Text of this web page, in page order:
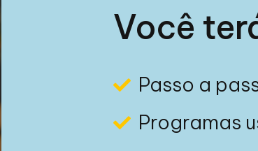
Você
Passo a
Programas